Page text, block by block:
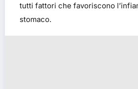
tutti fattori che favoriscono
stomaco.